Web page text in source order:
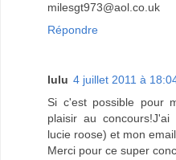
milesgt973@aol.co.uk
Répondre
lulu 4 juillet 2011 à
Si c'est possible pour
plaisir au
lucie roose) et mon
Merci pour ce super